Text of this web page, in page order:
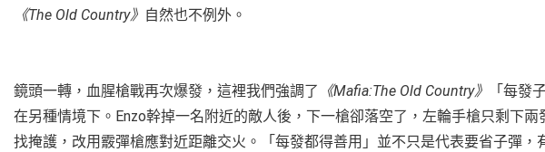
《The Old Country》 自然也不例外。
鏡頭一轉，血腥槍戰再次爆發，這裡我們強調了 《Mafia:The Old Country》
「每發
在另種情境下。Enzo幹掉一名附近的敵人後，下一槍卻落空了，左輪手槍只剩下
找掩護，改用霰彈槍應對近距離交火。「每發都得善用」並不只是代表要省子彈